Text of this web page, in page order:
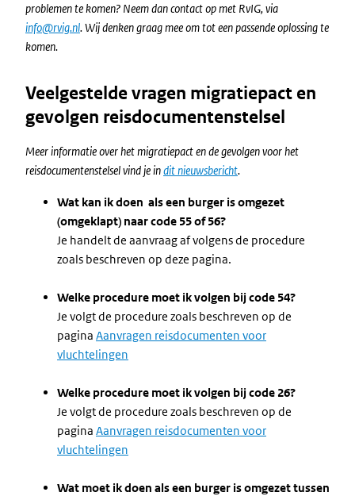
problemen te komen? Neem dan contact op met RvIG, via
info@rvig.nl. Wij denken graag mee om tot een passende oplossing te
komen.
Veelgestelde vragen migratiepact en
gevolgen reisdocumentenstelsel
Meer informatie over het migratiepact en de gevolgen voor het
reisdocumentenstelsel vind je indit nieuwsbericht.
Wat kan ik doen als een burger is omgezet
(omgeklapt) naar code 55 of 56?
Je handelt de aanvraag af volgens de procedure
zoals beschreven op deze pagina.
Welke procedure moet ik volgen bij code 54?
Je volgt de procedure zoals beschreven op de
pagina Aanvragen reisdocumenten voor
vluchtelingen
Welke procedure moet ik volgen bij code 26?
Je volgt de procedure zoals beschreven op de
pagina Aanvragen reisdocumenten voor
vluchtelingen
Wat moet ik doen als een burger is omgezet tussen